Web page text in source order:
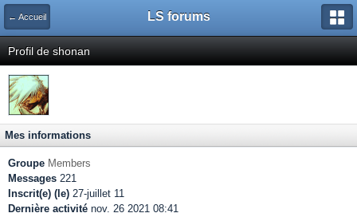
← Accueil LS forums
Profil de shonan
Mes informations
Groupe Members
Messages 221
Inscrit(e) (le) 27-juillet 11
Dernière activité nov. 26 2021 08:41